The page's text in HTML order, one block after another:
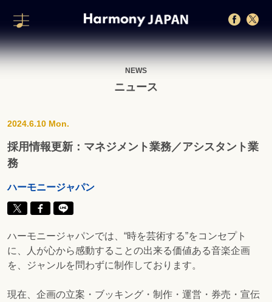
NEWS
ニュース
2024.6.10 Mon.
採用情報更新：マネジメント業務／アシスタント業
務
ハーモニージャパン
ハーモニージャパンでは、“時を芸術する”をコンセプト
に、人が心から感動することの出来る価値ある音楽企画
を、ジャンルを問わずに制作しております。
現在、企画の立案・ブッキング・制作・運営・券売・宣伝